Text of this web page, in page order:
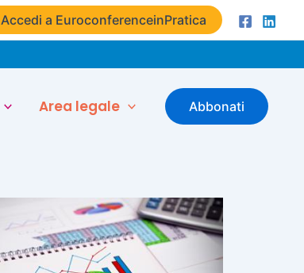
Accedi a EuroconferenceinPratica
Area legale Abbonati